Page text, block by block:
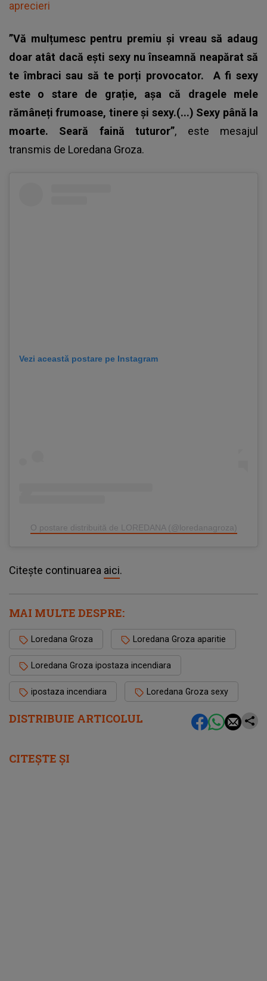
DISTRIBUIE ARTICOLUL
aprecieri
”Vă mulțumesc pentru premiu și vreau să adaug
doar atât dacă ești sexy nu înseamnă neapărat să
te îmbraci sau să te porți provocator. A fi sexy
este o stare de grație, așa că dragele mele
rămâneți frumoase, tinere și sexy.(...) Sexy până la
moarte. Seară faină tuturor”, este mesajul
transmis de Loredana Groza.
Vezi această postare pe Instagram
O postare distribuită de LOREDANA (@loredanagroza)
Citește continuarea aici.
MAI MULTE DESPRE:
Loredana Groza Loredana Groza aparitie
Loredana Groza ipostaza incendiara
ipostaza incendiara Loredana Groza sexy
CITEȘTE ȘI